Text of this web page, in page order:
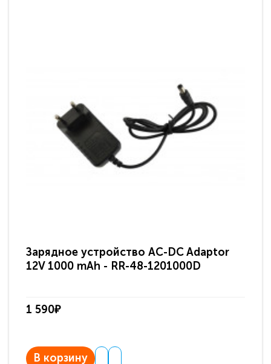
Зарядное устройство AC-DC Adaptor
12V 1000 mAh - RR-48-1201000D
1 590₽
В корзину